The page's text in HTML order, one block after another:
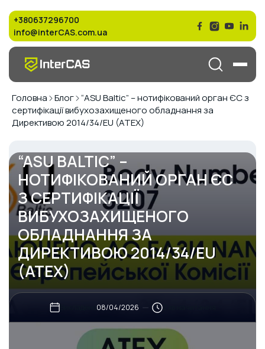
+380637296700
info@interCAS.com.ua
Головна Блог “ASU Baltic” – нотифікований орган ЄС з
сертифікації вибухозахищеного обладнання за
Директивою 2014/34/EU (ATEX)
“ASU BALTIC” –
НОТИФІКОВАНИЙ ОРГАН ЄС
З СЕРТИФІКАЦІЇ
ВИБУХОЗАХИЩЕНОГО
ОБЛАДНАННЯ ЗА
ДИРЕКТИВОЮ 2014/34/EU
(ATEX)
Викладено 08/04/2026